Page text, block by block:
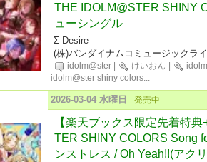
THE IDOLM@STER SHINY
ューシングル
Σ Desire
(株)バンダイナムコミュージックラ
idolm@ster けいおん
idolm@ster shiny colors...
2026-03-04 水曜日 発売中
【楽天ブックス限定先着特
TER SHINY COLORS Song
ンストレス / Oh Yeah!!(アク